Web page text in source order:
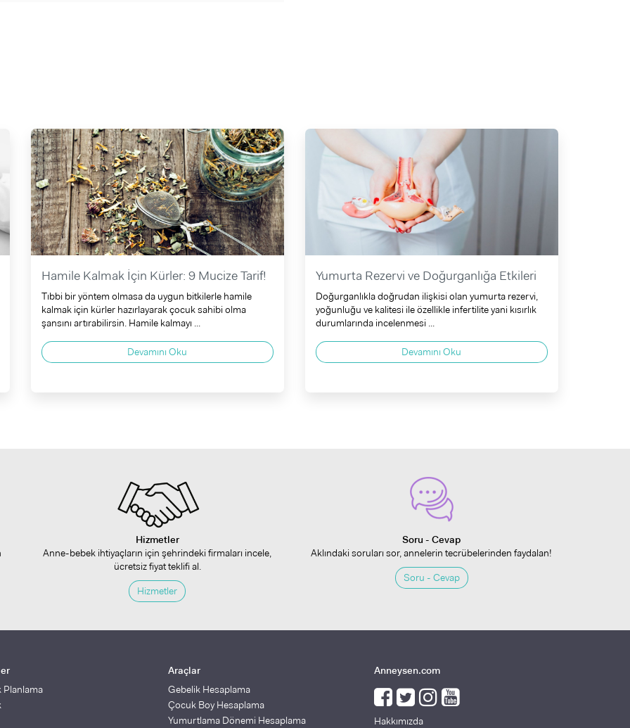
Hamile Kalmak İçin Kürler: 9 Mucize Tarif!
Tıbbi bir yöntem olmasa da uygun bitkilerle hamile
kalmak için kürler hazırlayarak çocuk sahibi olma
şansını artırabilirsin. Hamile kalmayı ...
Devamını Oku
Yumurta Rezervi ve Doğurganlığa Etkileri
Doğurganlıkla doğrudan ilişkisi olan yumurta rezervi,
yoğunluğu ve kalitesi ile özellikle infertilite yani kısırlık
durumlarında incelenmesi ...
Devamını Oku
Hizmetler
Anne-bebek ihtiyaçların için şehrindeki firmaları incele,
ücretsiz fiyat teklifi al.
Hizmetler
Soru - Cevap
Aklındaki soruları sor, annelerin tecrübelerinden faydalan!
Soru - Cevap
Planlama
Araçlar
Gebelik Hesaplama
Çocuk Boy Hesaplama
Yumurtlama Dönemi Hesaplama
Anneysen.com
Hakkımızda